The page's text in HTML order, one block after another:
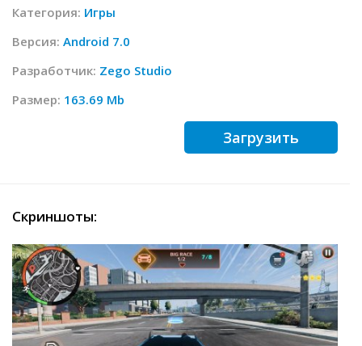
Категория: Игры
Версия: Android 7.0
Разработчик: Zego Studio
Размер: 163.69 Mb
Загрузить
Скриншоты: